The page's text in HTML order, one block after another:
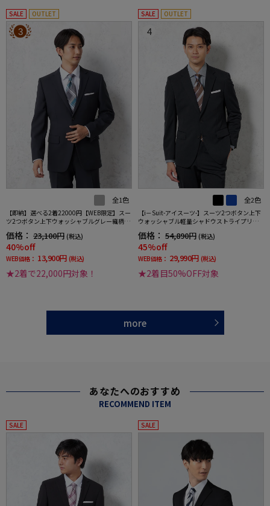
SALE OUTLET
3
全1色
【即納】選べる2着22000円【WEB限定】スー
ツ2つボタン上下ウォッシャブルグレー織柄無
地3シーズン対応
価格： 23,100円 (税込)
40%off
WEB価格： 13,900円 (税込)
★2着で22,000円対象！
SALE OUTLET
4
全2色
【i－Suit-アイスーツ-】スーツ2つボタン上下
ウォッシャブル軽量シャドウストライプリッ
ケンバッカー春夏
価格： 54,890円 (税込)
45%off
WEB価格： 29,990円 (税込)
★2着目50%OFF対象
more
あなたへのおすすめ
RECOMMEND ITEM
SALE SALE